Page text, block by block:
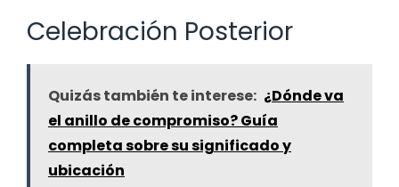
Celebración Posterior
Quizás también te interese: ¿Dónde va
el anillo de compromiso? Guía
completa sobre su significado y
ubicación